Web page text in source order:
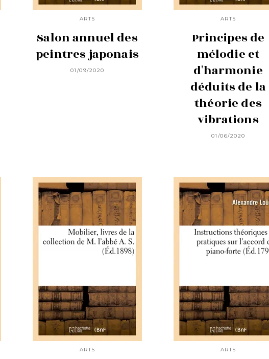
ARTS
Salon annuel des
peintres japonais
01/09/2020
ARTS
Principes de
mélodie et
d'harmonie
déduits de la
théorie des
vibrations
01/06/2020
ARTS ARTS